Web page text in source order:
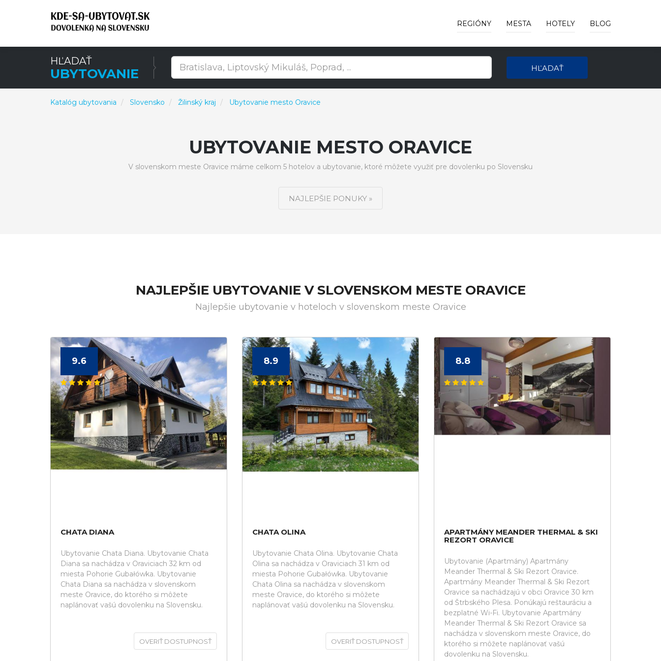
REGIÓNY MESTA HOTELY BLOG
HĽADAŤ
UBYTOVANIE HĽADAŤ
Katalóg ubytovania Slovensko Žilinský kraj Ubytovanie mesto Oravice
UBYTOVANIE MESTO ORAVICE
V slovenskom meste Oravice máme celkom 5 hotelov a ubytovanie, ktoré môžete využiť pre dovolenku po Slovensku
NAJLEPŠIE PONUKY »
NAJLEPŠIE UBYTOVANIE V SLOVENSKOM MESTE ORAVICE
Najlepšie ubytovanie v hoteloch v slovenskom meste Oravice
9.6
CHATA DIANA
Ubytovanie Chata Diana. Ubytovanie Chata
Diana sa nachádza v Oraviciach 32 km od
miesta Pohorie Gubałówka. Ubytovanie
Chata Diana sa nachádza v slovenskom
meste Oravice, do ktorého si môžete
naplánovať vašú dovolenku na Slovensku.
OVERIŤ DOSTUPNOSŤ
8.9
CHATA OLINA
Ubytovanie Chata Olina. Ubytovanie Chata
Olina sa nachádza v Oraviciach 31 km od
miesta Pohorie Gubałówka. Ubytovanie
Chata Olina sa nachádza v slovenskom
meste Oravice, do ktorého si môžete
naplánovať vašú dovolenku na Slovensku.
OVERIŤ DOSTUPNOSŤ
8.8
APARTMÁNY MEANDER THERMAL & SKI
REZORT ORAVICE
Ubytovanie (Apartmány) Apartmány
Meander Thermal & Ski Rezort Oravice.
Apartmány Meander Thermal & Ski Rezort
Oravice sa nachádzajú v obci Oravice 30 km
od Štrbského Plesa. Ponúkajú reštauráciu a
bezplatné Wi-Fi. Ubytovanie Apartmány
Meander Thermal & Ski Rezort Oravice sa
nachádza v slovenskom meste Oravice, do
ktorého si môžete naplánovať vašú
dovolenku na Slovensku.